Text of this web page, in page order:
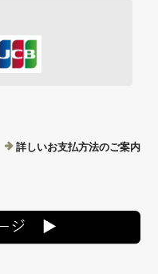
詳しいお支払方法のご案内